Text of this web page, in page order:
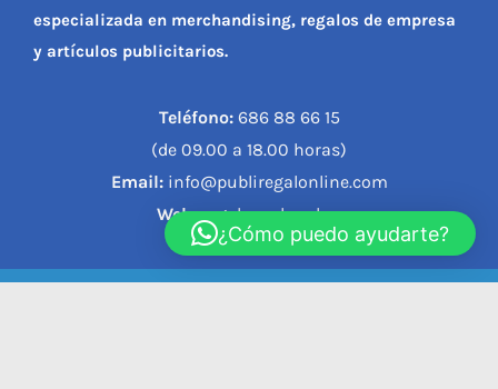
especializada en merchandising, regalos de empresa
y artículos publicitarios.
Teléfono:686 88 66 15
(de 09.00 a 18.00 horas)
Email:info@publiregalonline.com
Web:regalosenlared.es
¿Cómo puedo ayudarte?